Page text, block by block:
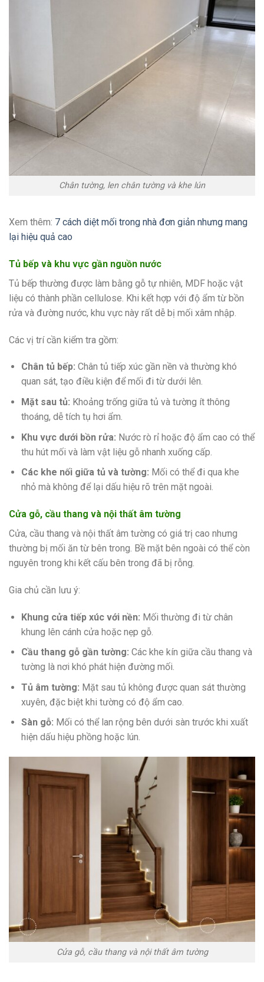
Chân tường, len chân tường và khe lún
Xem thêm: 7 cách diệt mối trong nhà đơn giản nhưng mang
lại hiệu quả cao
Tủ bếp và khu vực gần nguồn nước
Tủ bếp thường được làm bằng gỗ tự nhiên, MDF hoặc vật
liệu có thành phần cellulose. Khi kết hợp với độ ẩm từ bồn
rửa và đường nước, khu vực này rất dễ bị mối xâm nhập.
Các vị trí cần kiểm tra gồm:
Chân tủ bếp: Chân tủ tiếp xúc gần nền và thường khó
quan sát, tạo điều kiện để mối đi từ dưới lên.
Mặt sau tủ: Khoảng trống giữa tủ và tường ít thông
thoáng, dễ tích tụ hơi ẩm.
Khu vực dưới bồn rửa: Nước rò rỉ hoặc độ ẩm cao có thể
thu hút mối và làm vật liệu gỗ nhanh xuống cấp.
Các khe nối giữa tủ và tường: Mối có thể đi qua khe
nhỏ mà không để lại dấu hiệu rõ trên mặt ngoài.
Cửa gỗ, cầu thang và nội thất âm tường
Cửa, cầu thang và nội thất âm tường có giá trị cao nhưng
thường bị mối ăn từ bên trong. Bề mặt bên ngoài có thể còn
nguyên trong khi kết cấu bên trong đã bị rỗng.
Gia chủ cần lưu ý:
Khung cửa tiếp xúc với nền: Mối thường đi từ chân
khung lên cánh cửa hoặc nẹp gỗ.
Cầu thang gỗ gần tường: Các khe kín giữa cầu thang và
tường là nơi khó phát hiện đường mối.
Tủ âm tường: Mặt sau tủ không được quan sát thường
xuyên, đặc biệt khi tường có độ ẩm cao.
Sàn gỗ: Mối có thể lan rộng bên dưới sàn trước khi xuất
hiện dấu hiệu phồng hoặc lún.
Cửa gỗ, cầu thang và nội thất âm tường